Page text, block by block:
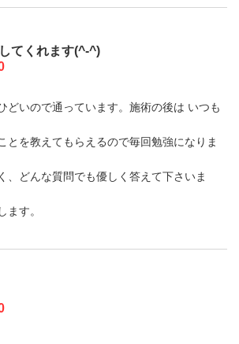
てくれます(^-^)
どいので通っています。施術の後は いつも
とを教えてもらえるので毎回勉強になりま
、どんな質問でも優しく答えて下さいま
ます。